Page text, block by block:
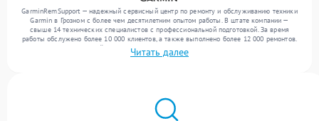
GarminRemSupport — надежный сервисный центр по ремонту и обслуживанию техники
Garmin в Грозном с более чем десятилетним опытом работы. В штате компании —
свыше 14 технических специалистов с профессиональной подготовкой. За время
работы обслужено более 10 000 клиентов, а также выполнено более 12 000 ремонтов.
Ежемесячно в сервисный центр поступает свыше 300 единиц техники, включая , , . Мы
работаем с широким спектром неисправностей и поддерживаем высокий стандарт
Читать далее